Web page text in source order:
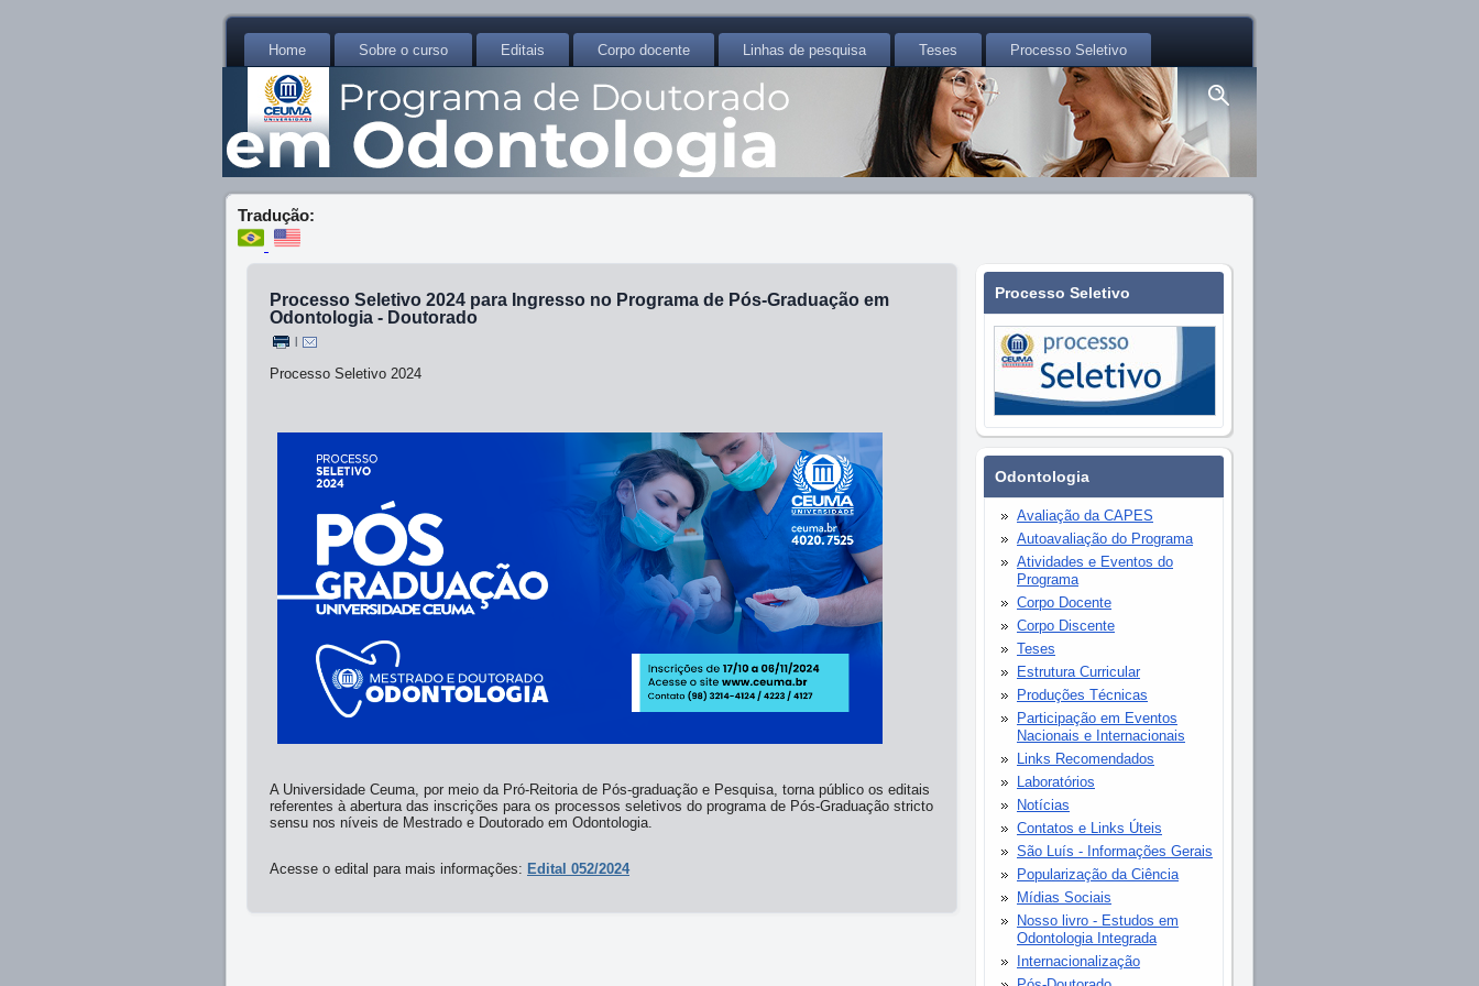
Home Sobre o curso Editais Corpo docente Linhas de pesquisa Teses Processo Seletivo
Tradução:
Processo Seletivo 2024 para Ingresso no Programa de Pós-Graduação em
Odontologia - Doutorado
Processo Seletivo 2024
A Universidade Ceuma, por meio da Pró-Reitoria de Pós-graduação e Pesquisa, torna público os editais
referentes à abertura das inscrições para os processos seletivos do programa de Pós-Graduação stricto
sensu nos níveis de Mestrado e Doutorado em Odontologia.
Acesse o edital para mais informações: Edital 052/2024
Processo Seletivo
Odontologia
Avaliação da CAPES
Autoavaliação do Programa
Atividades e Eventos do
Programa
Corpo Docente
Corpo Discente
Teses
Estrutura Curricular
Produções Técnicas
Participação em Eventos
Nacionais e Internacionais
Links Recomendados
Laboratórios
Notícias
Contatos e Links Úteis
São Luís - Informações Gerais
Popularização da Ciência
Mídias Sociais
Nosso livro - Estudos em
Odontologia Integrada
Internacionalização